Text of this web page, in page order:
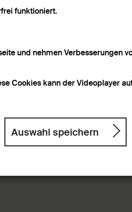
Material
funktioniert.
und nehmen Verbesserungen
Cookies kann der Videoplayer
Auswahl speichern